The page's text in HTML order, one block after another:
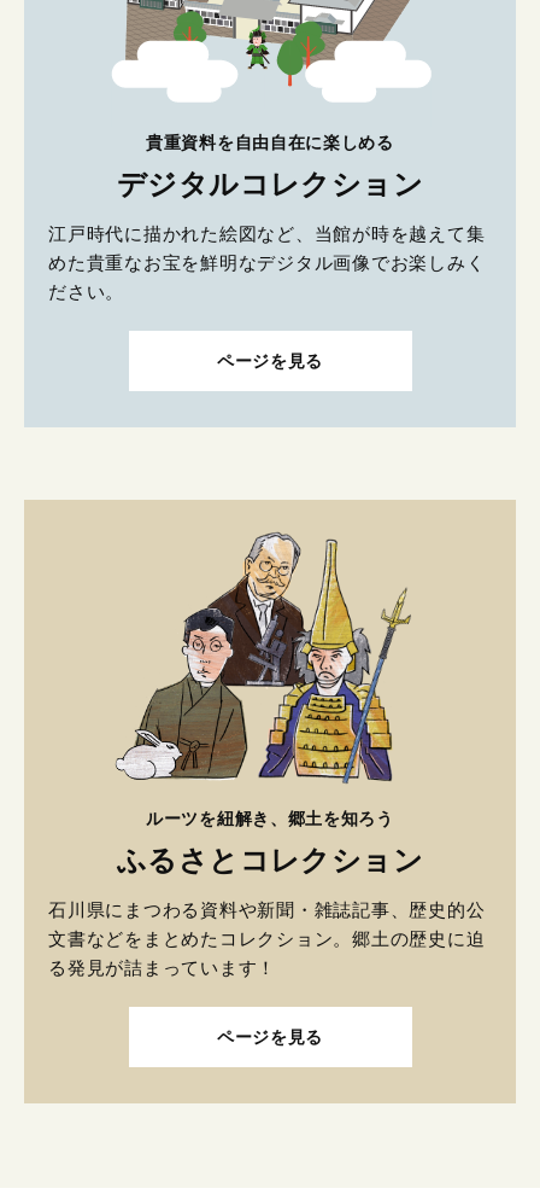
貴重資料を自由自在に楽しめる
デジタルコレクション
江戸時代に描かれた絵図など、当館が時を越えて集
めた貴重なお宝を鮮明なデジタル画像でお楽しみく
ださい。
ページを見る
ルーツを紐解き、郷土を知ろう
ふるさとコレクション
石川県にまつわる資料や新聞・雑誌記事、歴史的公
文書などをまとめたコレクション。郷土の歴史に迫
る発見が詰まっています！
ページを見る